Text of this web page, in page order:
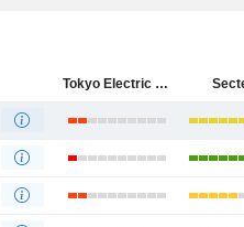
Tokyo Electric Power Company Holdings, Incorporated